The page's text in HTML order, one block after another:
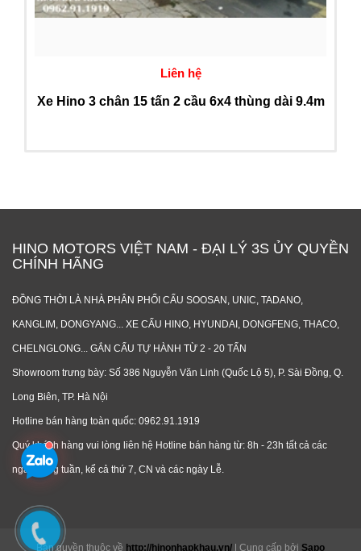
Liên hệ
Xe Hino 3 chân 15 tấn 2 cầu 6x4 thùng dài 9.4m
HINO MOTORS VIỆT NAM - ĐẠI LÝ 3S ỦY QUYỀN
CHÍNH HÃNG
ĐỒNG THỜI LÀ NHÀ PHÂN PHỐI CẨU SOOSAN, UNIC, TADANO,
KANGLIM, DONGYANG... XE CẨU HINO, HYUNDAI, DONGFENG, THACO,
CHELNGLONG... GẮN CẨU TỰ HÀNH TỪ 2 - 20 TẤN
Showroom trưng bày: Số 386 Nguyễn Văn Linh (Quốc Lộ 5), P. Sài Đồng, Q.
Long Biên, TP. Hà Nội
Hotline bán hàng toàn quốc: 0962.91.1919
Quý khách hàng vui lòng liên hệ Hotline bán hàng từ: 8h - 23h tất cả các
ngày trong tuần, kể cả thứ 7, CN và các ngày Lễ.
Bản quyền thuộc về http://hinonhapkhau.vn/ Cung cấp bởi Sapo